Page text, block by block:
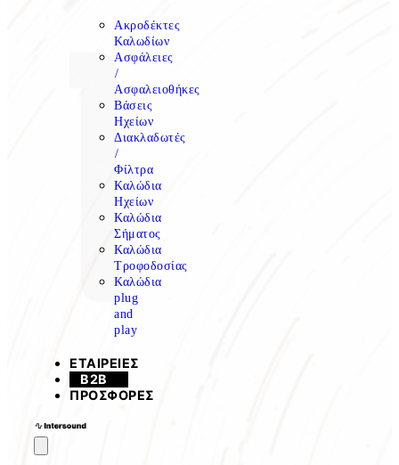
Ακροδέκτες
Καλωδίων
Ασφάλειες
/
Ασφαλειοθήκες
Βάσεις
Ηχείων
Διακλαδωτές
/
Φίλτρα
Καλώδια
Ηχείων
Καλώδια
Σήματος
Καλώδια
Τροφοδοσίας
Καλώδια
plug
and
play
ΕΤΑΙΡΕΙΕΣ
B2B
ΠΡΟΣΦΟΡΕΣ